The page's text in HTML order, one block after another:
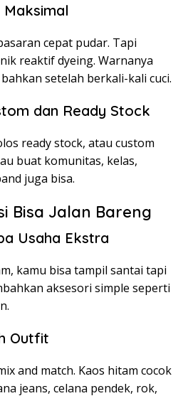
cepat pudar. Tapi
reaktif dyeing. Warnanya
setelah berkali-kali cuci.
dan Ready Stock
ready stock, atau custom
buat komunitas, kelas,
juga bisa.
Bisa Jalan Bareng
Usaha Ekstra
kamu bisa tampil santai tapi
aksesori simple seperti
Outfit
and match. Kaos hitam cocok
jeans, celana pendek, rok,